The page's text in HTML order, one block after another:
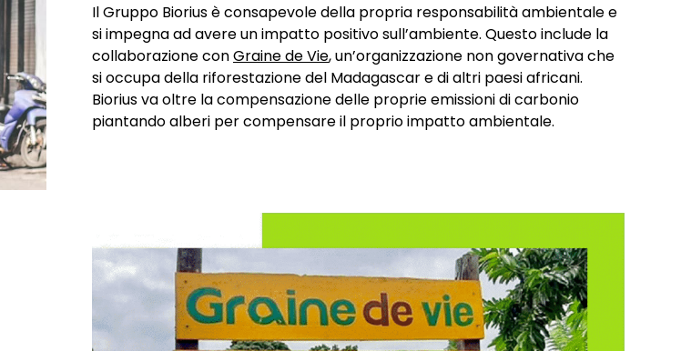
Il Gruppo Biorius è consapevole della propria responsabilità ambientale e
si impegna ad avere un impatto positivo sull’ambiente. Questo include la
collaborazione conGraine de Vie, un’organizzazione non governativa che
si occupa della riforestazione del Madagascar e di altri paesi africani.
Biorius va oltre la compensazione delle proprie emissioni di carbonio
piantando alberi per compensare il proprio impatto ambientale.